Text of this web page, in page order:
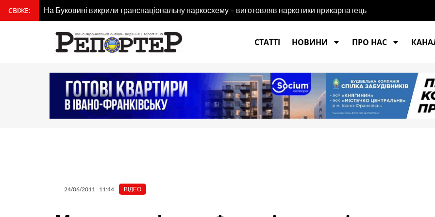
вмісту
СВІЖЕ: На Буковині викрили транснаціональну наркосхему – виготовляв наркотики прикарпатець
СТАТТІ
НОВИНИ ПРО НАС
24/06/2011 11:44 ВІДЕО